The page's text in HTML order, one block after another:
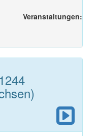
Veranstaltungen: